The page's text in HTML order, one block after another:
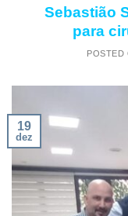
Sebastião
para
POSTED
19
dez